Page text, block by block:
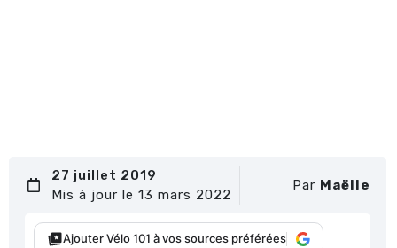
27 juillet 2019
Mis à jour le 13 mars 2022
Par Maëlle
Ajouter Vélo 101 à vos sources préférées